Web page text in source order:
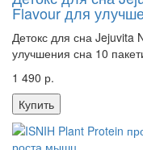
Flavour для
Детокс для сна Jejuvita
улучшения сна 10
1 490 р.
Купить